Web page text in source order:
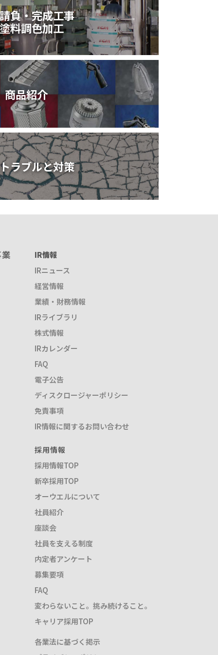
負・完成工事
料調色加工
商品紹介
ラブルと対策
IR情報
IRニュース
経営情報
業績・財務情報
IRライブラリ
株式情報
IRカレンダー
FAQ
電子公告
ディスクロージャーポリシー
免責事項
IR情報に関するお問い合わせ
採用情報
採用情報TOP
新卒採用TOP
オーウエルについて
社員紹介
座談会
社員を支える制度
内定者アンケート
募集要項
FAQ
変わらないこと。挑み続けること。
キャリア採用TOP
各業法に基づく掲示